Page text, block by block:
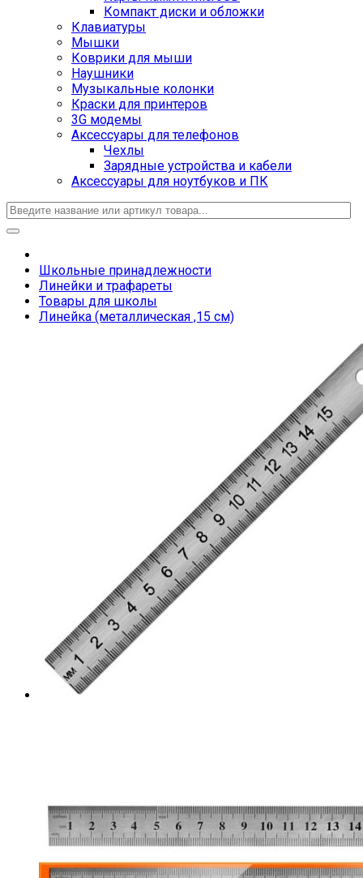
Компакт диски и обложки
Клавиатуры
Мышки
Коврики для мыши
Наушники
Музыкальные колонки
Краски для принтеров
3G модемы
Аксессуары для телефонов
Чехлы
Зарядные устройства и кабели
Аксессуары для ноутбуков и ПК
Школьные принадлежности
Линейки и трафареты
Товары для школы
Линейка (металлическая ,15 см)